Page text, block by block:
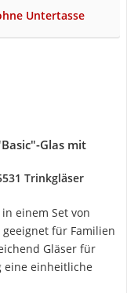
Untertasse
Glas mit
Trinkgläser
einem Set von
geeignet für Familien
Gläser für
eine einheitliche